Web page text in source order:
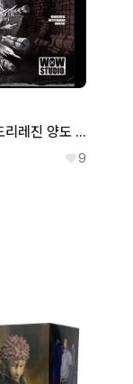
(파격할인) wow 이타도리레진 양도 주술회전레진 고죠레진 스쿠나레진
9